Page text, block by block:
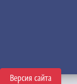
Версия сайта